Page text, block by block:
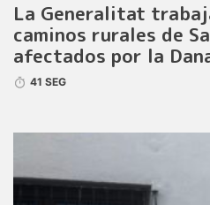
La Generalitat
caminos rurales de
afectados por la
41 SEG